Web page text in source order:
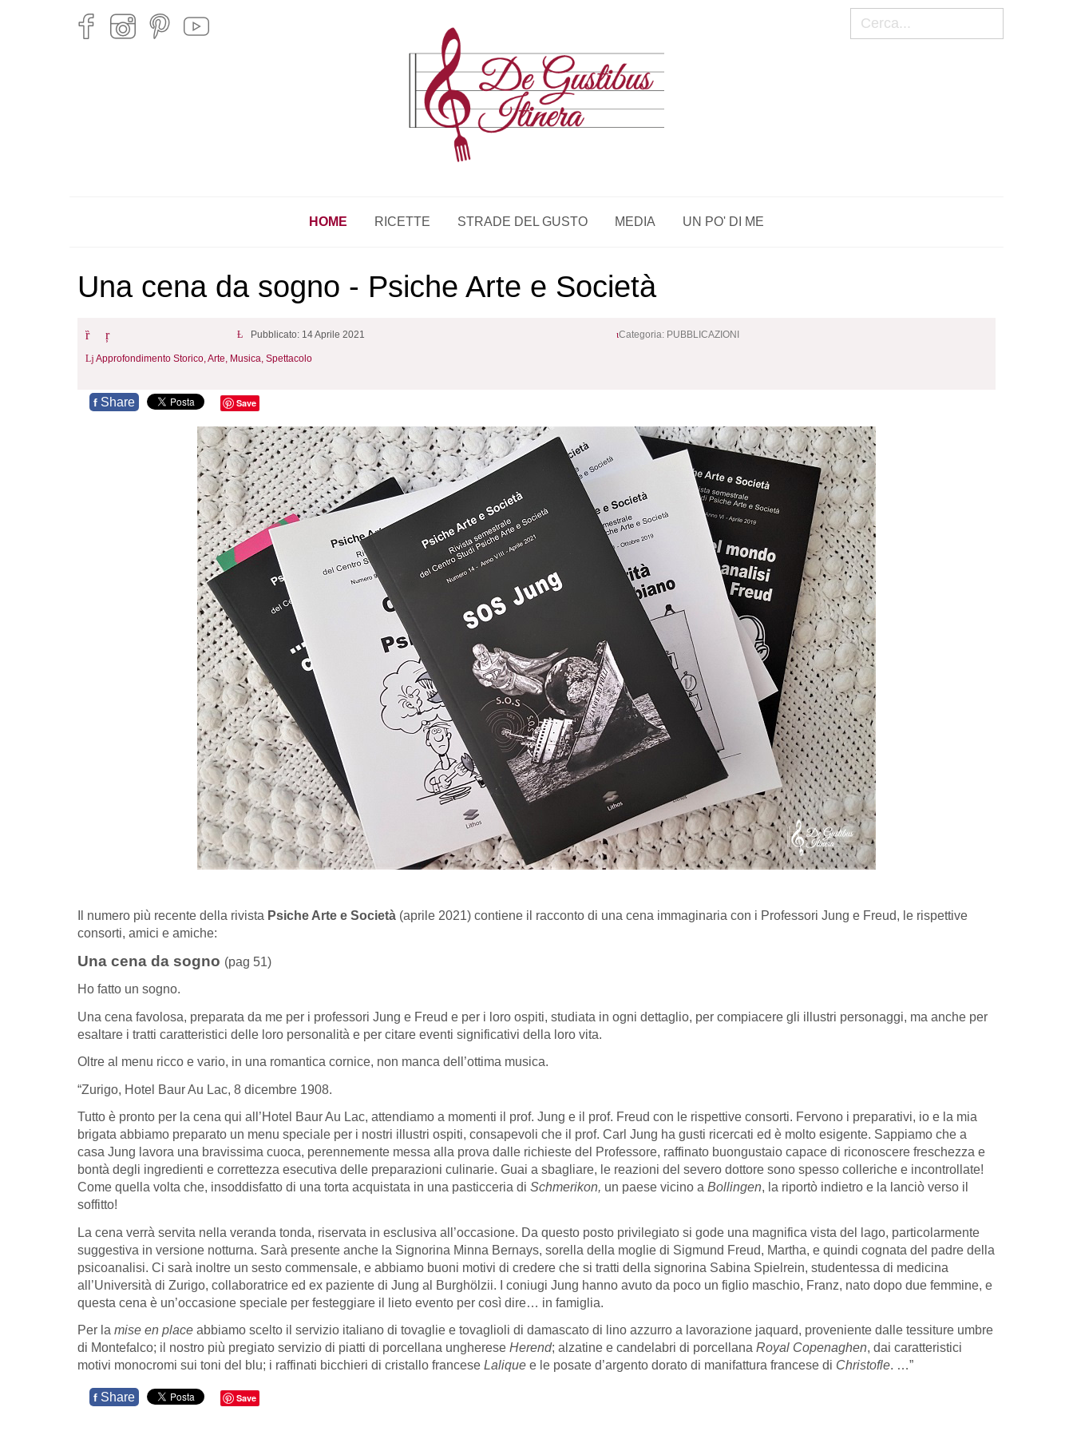
HOME RICETTE STRADE DEL GUSTO MEDIA UN PO' DI ME
Una cena da sogno - Psiche Arte e Società
Pubblicato: 14 Aprile 2021 Categoria: PUBBLICAZIONI
Approfondimento Storico,Arte, Musica, Spettacolo
f Share Save
Il numero più recente della rivista Psiche Arte e Società (aprile 2021) contiene il racconto di una cena immaginaria con i Professori Jung e Freud, le rispettive
consorti, amici e amiche:
Una cena da sogno (pag 51)
Ho fatto un sogno.
Una cena favolosa, preparata da me per i professori Jung e Freud e per i loro ospiti, studiata in ogni dettaglio, per compiacere gli illustri personaggi, ma anche per
esaltare i tratti caratteristici delle loro personalità e per citare eventi significativi della loro vita.
Oltre al menu ricco e vario, in una romantica cornice, non manca dell’ottima musica.
“Zurigo, Hotel Baur Au Lac, 8 dicembre 1908.
Tutto è pronto per la cena qui all’Hotel Baur Au Lac, attendiamo a momenti il prof. Jung e il prof. Freud con le rispettive consorti. Fervono i preparativi, io e la mia
brigata abbiamo preparato un menu speciale per i nostri illustri ospiti, consapevoli che il prof. Carl Jung ha gusti ricercati ed è molto esigente. Sappiamo che a
casa Jung lavora una bravissima cuoca, perennemente messa alla prova dalle richieste del Professore, raffinato buongustaio capace di riconoscere freschezza e
bontà degli ingredienti e correttezza esecutiva delle preparazioni culinarie. Guai a sbagliare, le reazioni del severo dottore sono spesso colleriche e incontrollate!
Come quella volta che, insoddisfatto di una torta acquistata in una pasticceria di Schmerikon, un paese vicino a Bollingen, la riportò indietro e la lanciò verso il
soffitto!
La cena verrà servita nella veranda tonda, riservata in esclusiva all’occasione. Da questo posto privilegiato si gode una magnifica vista del lago, particolarmente
suggestiva in versione notturna. Sarà presente anche la Signorina Minna Bernays, sorella della moglie di Sigmund Freud, Martha, e quindi cognata del padre della
psicoanalisi. Ci sarà inoltre un sesto commensale, e abbiamo buoni motivi di credere che si tratti della signorina Sabina Spielrein, studentessa di medicina
all’Università di Zurigo, collaboratrice ed ex paziente di Jung al Burghölzii. I coniugi Jung hanno avuto da poco un figlio maschio, Franz, nato dopo due femmine, e
questa cena è un’occasione speciale per festeggiare il lieto evento per così dire… in famiglia.
Per la mise en place abbiamo scelto il servizio italiano di tovaglie e tovaglioli di damascato di lino azzurro a lavorazione jaquard, proveniente dalle tessiture umbre
di Montefalco; il nostro più pregiato servizio di piatti di porcellana ungherese Herend; alzatine e candelabri di porcellana Royal Copenaghen, dai caratteristici
motivi monocromi sui toni del blu; i raffinati bicchieri di cristallo francese Lalique e le posate d’argento dorato di manifattura francese di Christofle. …”
f Share Save